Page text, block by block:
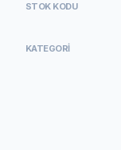
STOK KODU
KATEGORI